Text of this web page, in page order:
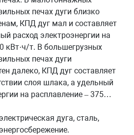
печах дуги близко
КПД дуг мал и составляет
расход электроэнергии на
кВт·ч/т. В большегрузных
печах дуги
далеко, КПД дуг составляет
слоя шлака, а удельный
на расплавление – 375…
дуга, сталь,